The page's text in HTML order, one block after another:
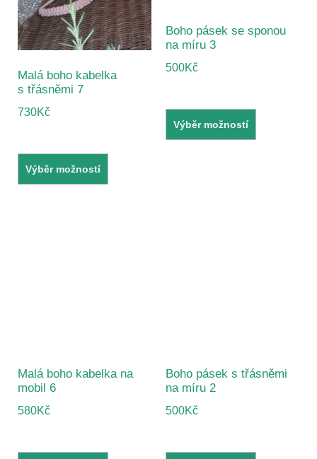
Malá boho kabelka
s třásněmi 7
730Kč
Výběr možností
Boho pásek se sponou
na míru 3
500Kč
Výběr možností
Malá boho kabelka na
mobil 6
580Kč
Boho pásek s třásněmi
na míru 2
500Kč